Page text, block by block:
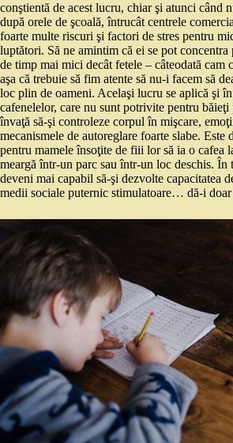
conştientă de acest lucru, chiar şi atunci când
după orele de şcoală, întrucât centrele
foarte multe riscuri şi factori de stres pentru
luptători. Să ne amintim că ei se pot concentra
de timp mai mici decât fetele – câteodată cam
aşa că trebuie să fim atente să nu‑i facem să
loc plin de oameni. Acelaşi lucru se aplică şi
cafenelelor, care nu sunt potrivite pentru băieţi
învaţă să‑şi controleze corpul în mişcare,
mecanismele de autoreglare foarte slabe. Este
pentru mamele însoţite de fiii lor să ia o cafea
meargă într‑un parc sau într‑un loc deschis.
deveni mai capabil să‑şi dezvolte capacitatea
medii sociale puternic stimulatoare… dă‑i